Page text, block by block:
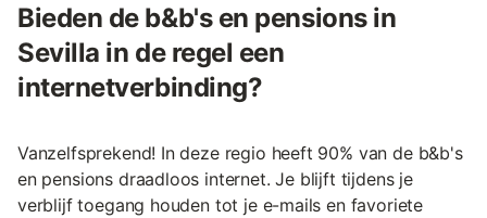
Bieden de b&b's en pensions in
Sevilla in de regel een
internetverbinding?
Vanzelfsprekend! In deze regio heeft 90% van de b&b's
en pensions draadloos internet. Je blijft tijdens je
verblijf toegang houden tot je e-mails en favoriete